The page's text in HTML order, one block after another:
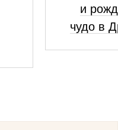
и
чудо в